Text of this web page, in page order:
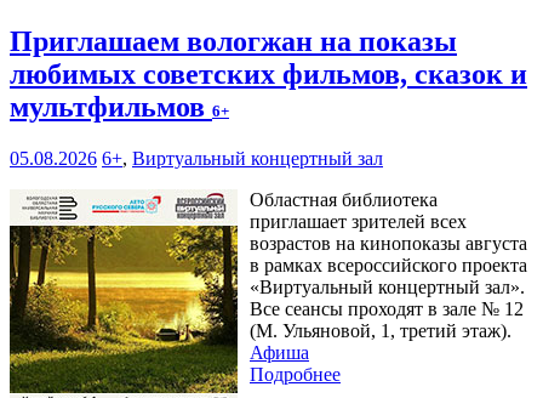
Приглашаем вологжан на показы
любимых советских фильмов, сказок и
мультфильмов 6+
05.08.2026 6+, Виртуальный концертный зал
Областная библиотека
приглашает зрителей всех
возрастов на кинопоказы августа
в рамках всероссийского проекта
«Виртуальный концертный зал».
Все сеансы проходят в зале № 12
(М. Ульяновой, 1, третий этаж).
Афиша
Подробнее